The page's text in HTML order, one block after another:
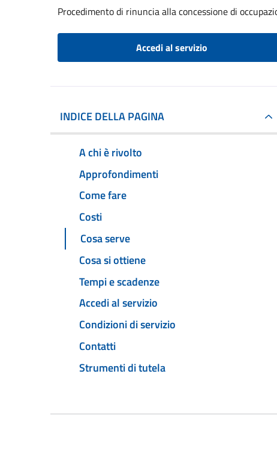
Procedimento di rinuncia alla concessione di
Accedi al servizio
INDICE DELLA PAGINA
A chi è rivolto
Approfondimenti
Come fare
Costi
Cosa serve
Cosa si ottiene
Tempi e scadenze
Accedi al servizio
Condizioni di servizio
Contatti
Strumenti di tutela